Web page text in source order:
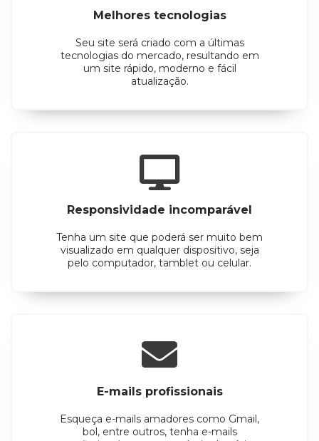
Melhores tecnologias
Seu site será criado com a últimas
tecnologias do mercado, resultando em
um site rápido, moderno e fácil
atualização.
Responsividade incomparável
Tenha um site que poderá ser muito bem
visualizado em qualquer dispositivo, seja
pelo computador, tamblet ou celular.
E-mails profissionais
Esqueça e-mails amadores como Gmail,
bol, entre outros, tenha e-mails